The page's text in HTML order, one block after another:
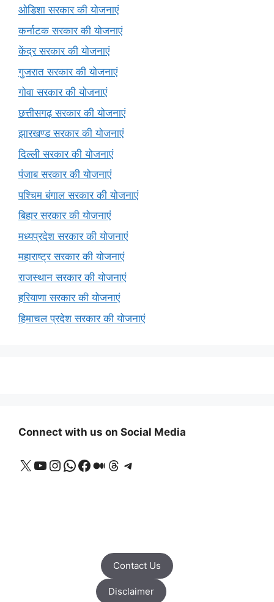
ओडिशा सरकार की योजनाएं
कर्नाटक सरकार की योजनाएं
केंद्र सरकार की योजनाएं
गुजरात सरकार की योजनाएं
गोवा सरकार की योजनाएं
छत्तीसगढ़ सरकार की योजनाएं
झारखण्ड सरकार की योजनाएं
दिल्ली सरकार की योजनाएं
पंजाब सरकार की योजनाएं
पश्चिम बंगाल सरकार की योजनाएं
बिहार सरकार की योजनाएं
मध्यप्रदेश सरकार की योजनाएं
महाराष्ट्र सरकार की योजनाएं
राजस्थान सरकार की योजनाएं
हरियाणा सरकार की योजनाएं
हिमाचल प्रदेश सरकार की योजनाएं
Connect with us on Social Media
X YouTube
Instagram
WhatsApp
Facebook
Medium
Threads
Telegram
Contact Us
Disclaimer